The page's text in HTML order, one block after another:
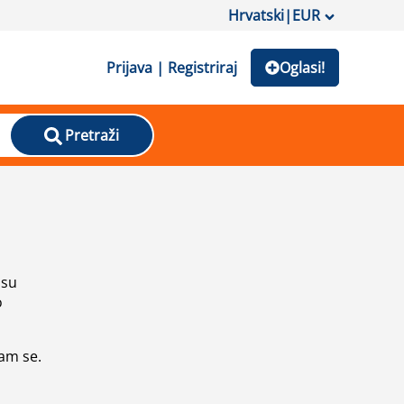
Hrvatski|EUR
Prijava | Registriraj Oglasi!
Pretraži
se.